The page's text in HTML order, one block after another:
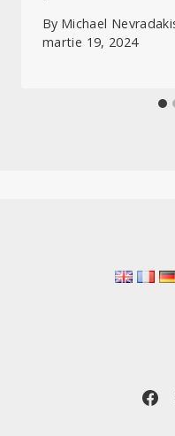
By Michael
martie 19, 2024